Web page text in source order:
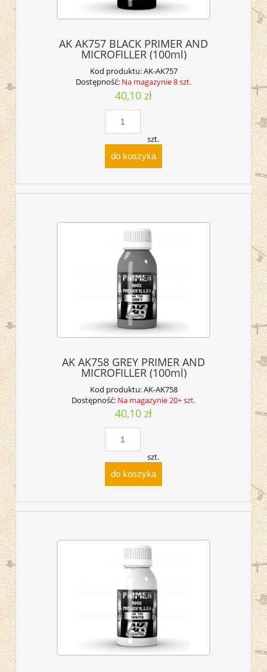
AK AK757 BLACK PRIMER AND
MICROFILLER (100ml)
Kod produktu:AK-AK757
Dostępność: Na magazynie 8 szt.
40,10 zł
szt.
do koszyka
AK AK758 GREY PRIMER AND
MICROFILLER (100ml)
Kod produktu:AK-AK758
Dostępność: Na magazynie 20+ szt.
40,10 zł
szt.
do koszyka